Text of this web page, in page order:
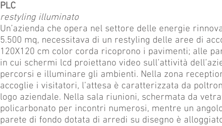
PLC
restyling illuminato
Un’azienda che opera nel settore delle energie
5.500 mq, necessitava di un restyling delle aree di
120X120 cm color corda ricoprono i pavimenti; alle
in cui schermi lcd proiettano video sull’attività
percorsi e illuminare gli ambienti. Nella zona
accoglie i visitatori, l’attesa è caratterizzata da
logo aziendale. Nella sala riunioni, schermata da
policarbonato per incontri numerosi, mentre un
parete di fondo dotata di arredi su disegno è